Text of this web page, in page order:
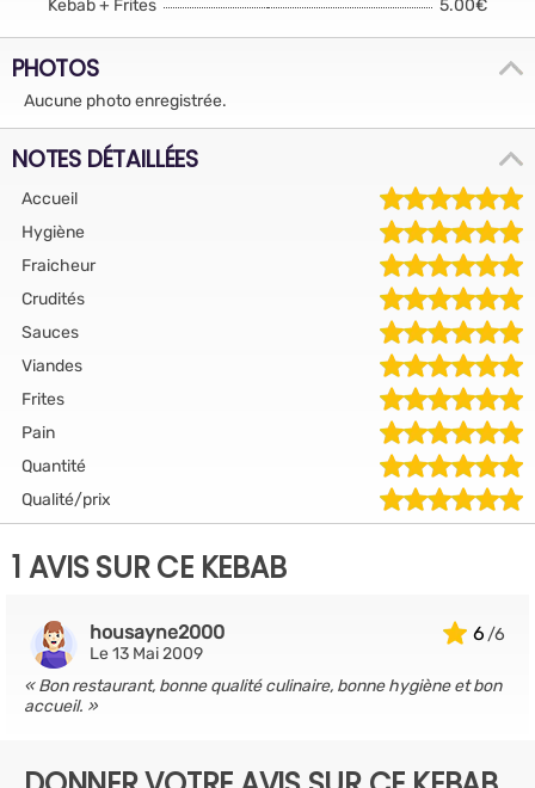
Kebab + Frites 5.00€
PHOTOS
Aucune photo enregistrée.
NOTES DÉTAILLÉES
Accueil
Hygiène
Fraicheur
Crudités
Sauces
Viandes
Frites
Pain
Quantité
Qualité/prix
1 AVIS SUR CE KEBAB
6
housayne2000
Le 13 Mai 2009
Bon restaurant, bonne qualité culinaire, bonne hygiène et bon
accueil.